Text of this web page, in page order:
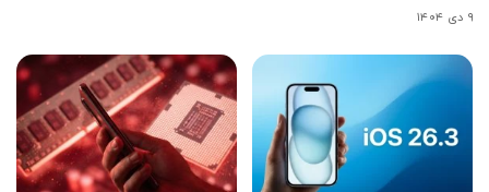
۹ دی ۱۴۰۴